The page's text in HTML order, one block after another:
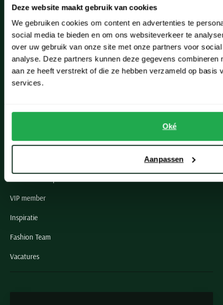
Deze website maakt gebruik van cookies
We gebruiken cookies om content en advertenties te
social media te bieden en om ons websiteverkeer te
over uw gebruik van onze site met onze partners voor
analyse. Deze partners kunnen deze gegevens combineren
aan ze heeft verstrekt of die ze hebben verzameld op basis
services.
Oké
Aanpassen
Hillegom
Leiderdorp
Lisse
Noordwijk
Schulte Herenmode
VIP member
Inspiratie
Fashion Team
Vacatures